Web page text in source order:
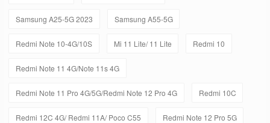
Samsung A25-5G 2023 Samsung A55-5G
Redmi Note 10-4G/10S Mi 11 Lite/ 11 Lite Redmi 10
Redmi Note 11 4G/Note 11s 4G
Redmi Note 11 Pro 4G/5G/Redmi Note 12 Pro 4G Redmi 10C
Redmi 12C 4G/ Redmi 11A/ Poco C55 Redmi Note 12 Pro 5G